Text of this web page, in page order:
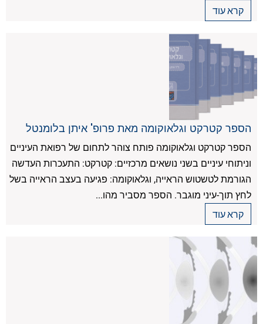
קרא עוד
הספר קטרקט וגלאוקומה מאת פרופ' איתן בלומנטל
הספר קטרקט וגלאוקומה פותח צוהר לתחום של רפואת העיניים
וניתוחי עיניים בשני נושאים מרכזיים: קטרקט: התעכרות העדשה
הגורמת לטשטוש הראייה, וגלאוקומה: פגיעה בעצב הראייה בשל
לחץ תוך-עיני מוגבר. הספר מסביר מהו...
קרא עוד